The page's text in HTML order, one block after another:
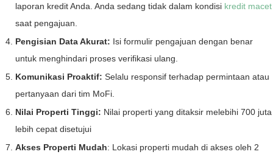
laporan kredit Anda. Anda sedang tidak dalam kondisi kredit macet
saat pengajuan.
Pengisian Data Akurat: Isi formulir pengajuan dengan benar
untuk menghindari proses verifikasi ulang.
Komunikasi Proaktif: Selalu responsif terhadap permintaan atau
pertanyaan dari tim MoFi.
Nilai Properti Tinggi: Nilai properti yang ditaksir melebihi 700 juta
lebih cepat disetujui
Akses Properti Mudah: Lokasi properti mudah di akses oleh 2